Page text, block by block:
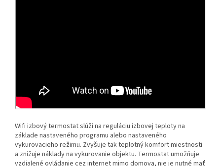
Wifi izbový termostat slúži na reguláciu izbovej teploty na
základe nastaveného programu alebo nastaveného
vykurovacieho režimu. Zvyšuje tak teplotný komfort miestnosti
a znižuje náklady na vykurovanie objektu. Termostat umožňuje
vzdialené ovládanie cez internet mimo domova, nie je nutné mať